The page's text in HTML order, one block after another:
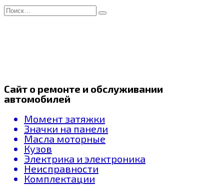
Перейти
к
Search
for:
Сайт о ремонте и обслуживании
автомобилей
Момент затяжки
Значки на панели
Масла моторные
Кузов
Электрика и электроника
Неисправности
Комплектации